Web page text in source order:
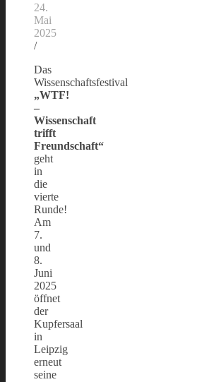
24.
Mai
2025
/
Das
Wissenschaftsfestival
„WTF!
–
Wissenschaft
trifft
Freundschaft“
geht
in
die
vierte
Runde!
Am
7.
und
8.
Juni
2025
öffnet
der
Kupfersaal
in
Leipzig
erneut
seine